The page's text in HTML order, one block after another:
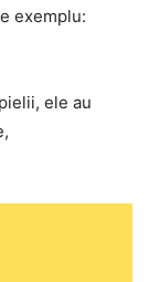
exemplu:
ele au